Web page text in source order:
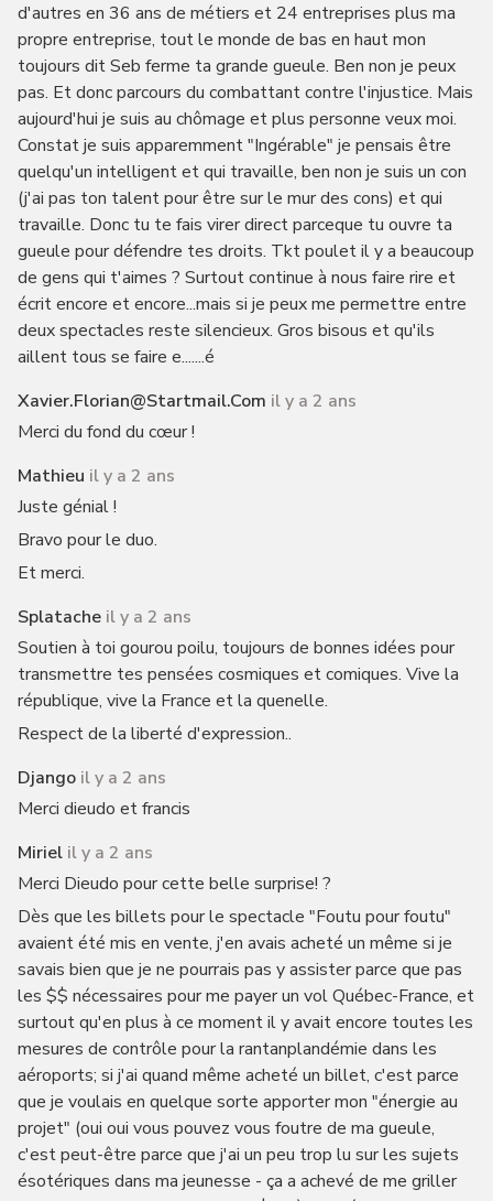
d'autres en 36 ans de métiers et 24 entreprises plus ma
propre entreprise, tout le monde de bas en haut mon
toujours dit Seb ferme ta grande gueule. Ben non je peux
pas. Et donc parcours du combattant contre l'injustice. Mais
aujourd'hui je suis au chômage et plus personne veux moi.
Constat je suis apparemment "Ingérable" je pensais être
quelqu'un intelligent et qui travaille, ben non je suis un con
(j'ai pas ton talent pour être sur le mur des cons) et qui
travaille. Donc tu te fais virer direct parceque tu ouvre ta
gueule pour défendre tes droits. Tkt poulet il y a beaucoup
de gens qui t'aimes ? Surtout continue à nous faire rire et
écrit encore et encore...mais si je peux me permettre entre
deux spectacles reste silencieux. Gros bisous et qu'ils
aillent tous se faire e.......é
Xavier.florian@startmail.com il y a 2 ans
Merci du fond du cœur !
Mathieu il y a 2 ans
Juste génial !
Bravo pour le duo.
Et merci.
Splatache il y a 2 ans
Soutien à toi gourou poilu, toujours de bonnes idées pour
transmettre tes pensées cosmiques et comiques. Vive la
république, vive la France et la quenelle.
Respect de la liberté d'expression..
Django il y a 2 ans
Merci dieudo et francis
Miriel il y a 2 ans
Merci Dieudo pour cette belle surprise! ?
Dès que les billets pour le spectacle "Foutu pour foutu"
avaient été mis en vente, j'en avais acheté un même si je
savais bien que je ne pourrais pas y assister parce que pas
les $$ nécessaires pour me payer un vol Québec-France, et
surtout qu'en plus à ce moment il y avait encore toutes les
mesures de contrôle pour la rantanplandémie dans les
aéroports; si j'ai quand même acheté un billet, c'est parce
que je voulais en quelque sorte apporter mon "énergie au
projet" (oui oui vous pouvez vous foutre de ma gueule,
c'est peut-être parce que j'ai un peu trop lu sur les sujets
ésotériques dans ma jeunesse - ça a achevé de me griller